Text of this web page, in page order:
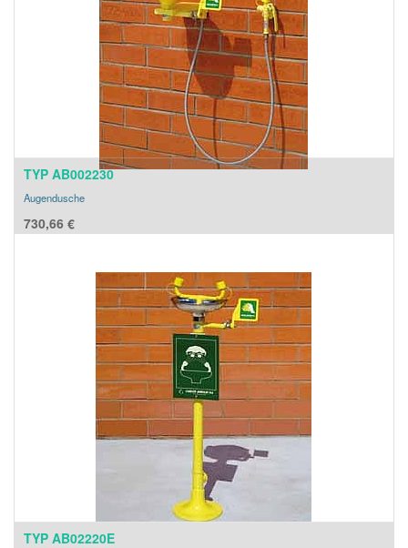
TYP AB002230
Augendusche
730,66 €
TYP AB02220E